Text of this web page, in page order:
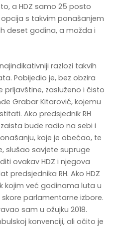
a HDZ samo 25 posto
s takvim ponašanjem
deset godina, a možda i
razlozi takvih
Pobijedio je, bez obzira
prljavštine, zasluženo i čisto
Grabar Kitarović, kojemu
Ako predsjednik RH
bude radio na sebi i
koje je obećao, te
slušao savjete supruge
ovakav HDZ i njegova
predsjednika RH. Ako HDZ
kojim već godinama luta u
parlamentarne izbore.
sam u ožujku 2018.
konvenciji, ali očito je